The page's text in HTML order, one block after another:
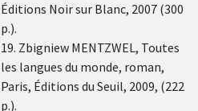
Éditions Noir sur Blanc, 2007 (300
p.).
19. Zbigniew MENTZWEL, Toutes
les langues du monde, roman,
Paris, Éditions du Seuil, 2009, (222
p.).